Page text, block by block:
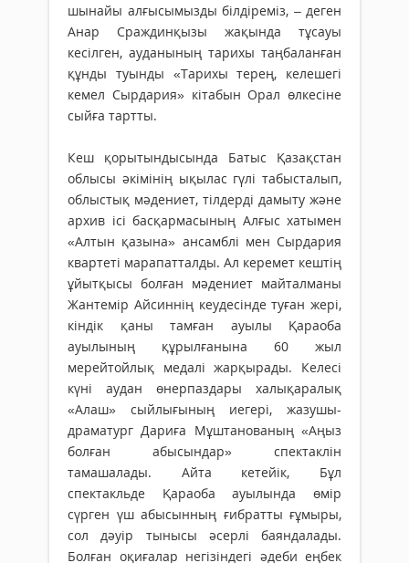
шынайы алғысымызды білдіреміз, – деген
Анар Сраждинқызы жақында тұсауы
кесілген, ауданының тарихы таңбаланған
құнды туынды «Тарихы терең, келешегі
кемел Сырдария» кітабын Орал өлкесіне
сыйға тартты.
Кеш қорытындысында Батыс Қазақ­с­­­­тан
облысы әкімінің ықылас гүлі табыс­талып,
облыстық мәдениет, тілдерді дамыту және
архив ісі басқармасының Алғыс хатымен
«Алтын қазына» ансамблі мен Сырдария
квартеті марапатталды. Ал керемет кештің
ұйытқысы болған мәдениет майталманы
Жантемір Айсиннің кеудесінде туған жері,
кіндік қаны тамған ауылы Қараоба
ауылының құрылғанына 60 жыл
мерейтойлық медалі жарқырады. Келесі
күні аудан өнерпаздары халықаралық
«Алаш» сыйлығының иегері, жазушы-
драматург Дариға Мұштанованың «Аңыз
болған абысындар» спектаклін
тамашалады. Айта кетейік, Бұл
спектакльде Қараоба ауылында өмір
сүрген үш абысынның ғибратты ғұмыры,
сол дәуір тынысы әсерлі баяндалады.
Болған оқиғалар негізіндегі әдеби еңбек